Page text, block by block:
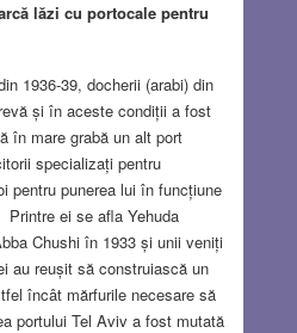
lăzi cu portocale pentru
1936-39, docherii (arabi) din
și în aceste condiții a fost
în mare grabă un alt port
specializați pentru
pentru punerea lui în funcțiune
ei se afla Yehuda
Chushi în 1933 și unii veniți
au reușit să construiască un
încât mărfurile necesare să
portului Tel Aviv a fost mutată